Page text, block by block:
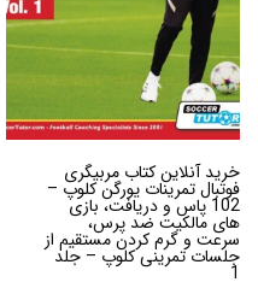
خرید آنلاین کتاب مربیگری
فوتبال تمرینات یورگن کلوپ –
102 پاس و دریافت، بازی
های مالکیت ضد پرس،
سرعت و گرم کردن مستقیم از
جلسات تمرینی کلوپ – جلد
1